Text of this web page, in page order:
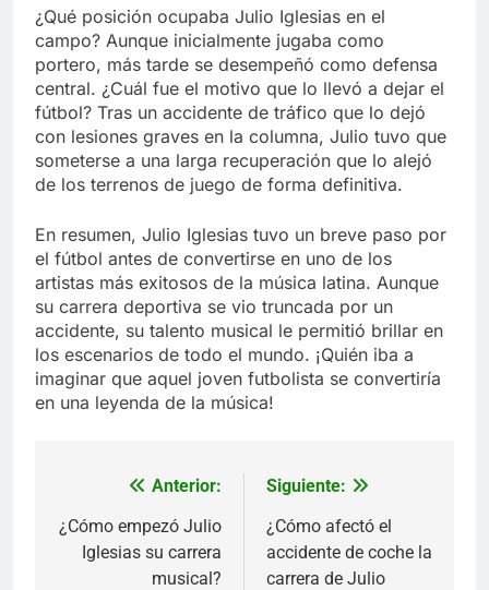
¿Qué posición ocupaba Julio Iglesias en el
campo? Aunque inicialmente jugaba como
portero, más tarde se desempeñó como defensa
central. ¿Cuál fue el motivo que lo llevó a dejar el
fútbol? Tras un accidente de tráfico que lo dejó
con lesiones graves en la columna, Julio tuvo que
someterse a una larga recuperación que lo alejó
de los terrenos de juego de forma definitiva.
En resumen, Julio Iglesias tuvo un breve paso por
el fútbol antes de convertirse en uno de los
artistas más exitosos de la música latina. Aunque
su carrera deportiva se vio truncada por un
accidente, su talento musical le permitió brillar en
los escenarios de todo el mundo. ¡Quién iba a
imaginar que aquel joven futbolista se convertiría
en una leyenda de la música!
Navegación
de
entradas
Anterior:
¿Cómo empezó Julio
Iglesias su carrera
musical?
Siguiente:
¿Cómo afectó el
accidente de coche la
carrera de Julio